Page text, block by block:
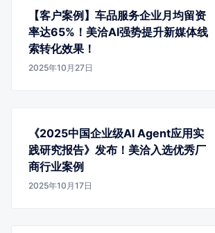
【客户案例】车品服务企业月均留资
率达65%！美洽AI强势提升新媒体线
索转化效果！
2025年10月27日
《2025中国企业级AI Agent应用实
践研究报告》发布！美洽入选优秀厂
商行业案例
2025年10月17日